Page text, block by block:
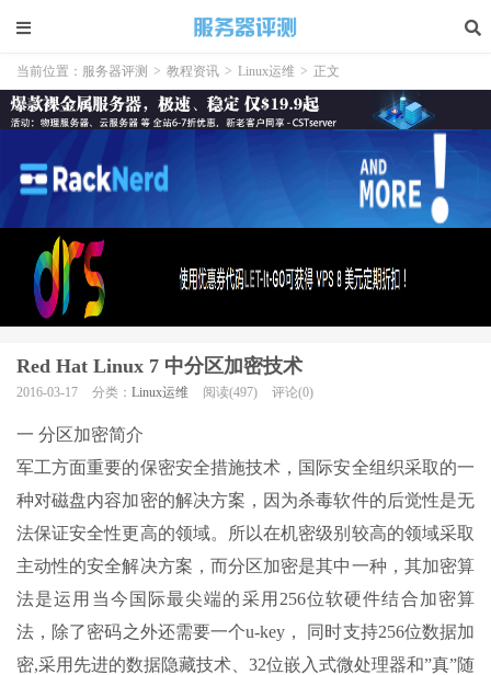
当前位置： 服务器评测 > 教程资讯 > Linux运维 > 正文
Red Hat Linux 7 中分区加密技术
2016-03-17 分类： Linux运维 阅读(497) 评论(0)
一 分区加密简介
军工方面重要的保密安全措施技术，国际安全组织采取的一
种对磁盘内容加密的解决方案，因为杀毒软件的后觉性是无
法保证安全性更高的领域。所以在机密级别较高的领域采取
主动性的安全解决方案，而分区加密是其中一种，其加密算
法是运用当今国际最尖端的采用256位软硬件结合加密算
法，除了密码之外还需要一个u-key， 同时支持256位数据加
密,采用先进的数据隐藏技术、32位嵌入式微处理器和”真”随